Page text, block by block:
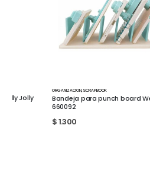
SCRAPBOOK
Bandeja para punch board We R